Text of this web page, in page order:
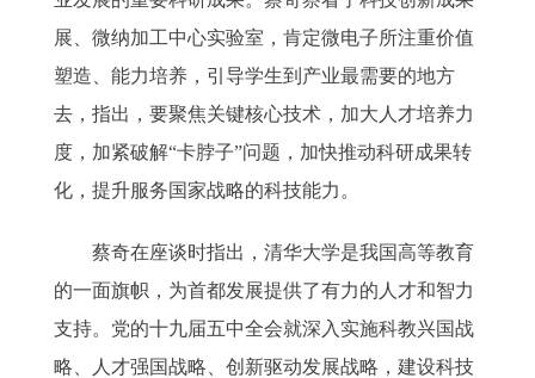
展、微纳加工中心实验室，肯定微电子所注重价值
塑造、能力培养，引导学生到产业最需要的地方
去，指出，要聚焦关键核心技术，加大人才培养力
度，加紧破解“卡脖子”问题，加快推动科研成果转
化，提升服务国家战略的科技能力。
蔡奇在座谈时指出，清华大学是我国高等教育
的一面旗帜，为首都发展提供了有力的人才和智力
支持。党的十九届五中全会就深入实施科教兴国战
略、人才强国战略、创新驱动发展战略，建设科技